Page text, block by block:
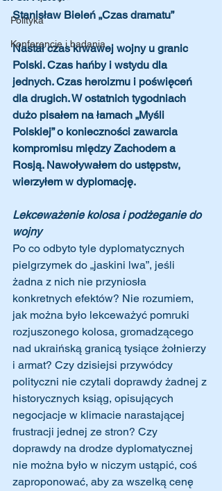
Polityka
Konferencje i badania
Stanisław Bieleń „Czas dramatu”
Nastał czas krwawej wojny u granic
Polski. Czas hańby i wstydu dla
jednych. Czas heroizmu i poświęceń
dla drugich. W ostatnich tygodniach
dużo pisałem na łamach „Myśli
Polskiej” o konieczności zawarcia
kompromisu między Zachodem a
Rosją. Nawoływałem do ustępstw,
wierzyłem w dyplomację.
Lekceważenie kolosa i podżeganie do
wojny
Po co odbyto tyle dyplomatycznych
pielgrzymek do „jaskini lwa”, jeśli
żadna z nich nie przyniosła
konkretnych efektów? Nie rozumiem,
jak można było lekceważyć pomruki
rozjuszonego kolosa, gromadzącego
nad ukraińską granicą tysiące żołnierzy
i armat? Czy dzisiejsi przywódcy
polityczni nie czytali doprawdy żadnej z
historycznych ksiąg, opisujących
negocjacje w klimacie narastającej
frustracji jednej ze stron? Czy
doprawdy na drodze dyplomatycznej
nie można było w niczym ustąpić, coś
zaproponować, aby za wszelką cenę